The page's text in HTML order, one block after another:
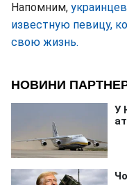
Напомним,
известную певицу,
свою жизнь.